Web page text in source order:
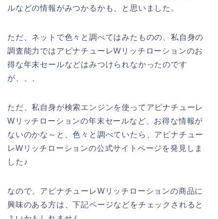
ルなどの情報がみつかるかも、と思いました。
ただ、ネットで色々と調べてはみたものの、私自身の
調査能力ではアピナチューレWリッチローションのお
得な年末セールなどはみつけられなかったのです
が、、、
ただ、私自身が検索エンジンを使ってアピナチューレ
Wリッチローションの年末セールなど、お得な情報が
ないのかな～と、色々と調べていたら、アピナチュー
レWリッチローションの公式サイトページを発見しま
した♪
なので、アピナチューレWリッチローションの商品に
興味のある方は、下記ページなどをチェックされると